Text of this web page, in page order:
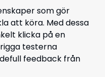
som gör
att köra. Med dessa
klicka på en
testerna
feedback från